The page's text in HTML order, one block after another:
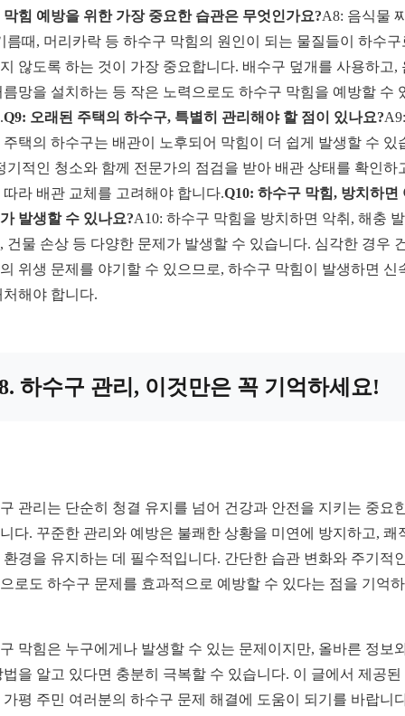
막힘 예방을 위한 가장 중요한 습관은 무엇인가요?A8: 음식물
름때, 머리카락 등 하수구 막힘의 원인이 되는 물질들이 하수구
않도록 하는 것이 가장 중요합니다. 배수구 덮개를 사용하고,
름망을 설치하는 등 작은 노력으로도 하수구 막힘을 예방할 수
Q9: 오래된 주택의 하수구, 특별히 관리해야 할 점이 있나요?
주택의 하수구는 배관이 노후되어 막힘이 더 쉽게 발생할 수 있
기적인 청소와 함께 전문가의 점검을 받아 배관 상태를 확인하
따라 배관 교체를 고려해야 합니다.Q10: 하수구 막힘, 방치하면
발생할 수 있나요?A10: 하수구 막힘을 방치하면 악취, 해충
건물 손상 등 다양한 문제가 발생할 수 있습니다. 심각한 경우
위생 문제를 야기할 수 있으므로, 하수구 막힘이 발생하면 신
처해야 합니다.
하수구 관리, 이것만은 꼭 기억하세요!
관리는 단순히 청결 유지를 넘어 건강과 안전을 지키는 중요
다. 꾸준한 관리와 예방은 불쾌한 상황을 미연에 방지하고, 쾌
환경을 유지하는 데 필수적입니다. 간단한 습관 변화와 주기적
로도 하수구 문제를 효과적으로 예방할 수 있다는 점을 기억
막힘은 누구에게나 발생할 수 있는 문제이지만, 올바른 정보
법을 알고 있다면 충분히 극복할 수 있습니다. 이 글에서 제공된
가평 주민 여러분의 하수구 문제 해결에 도움이 되기를 바랍니